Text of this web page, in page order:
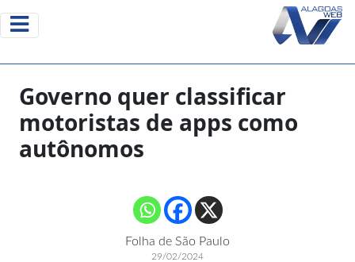
Governo quer classificar
motoristas de apps como
autônomos
Folha de São Paulo
29/02/2024